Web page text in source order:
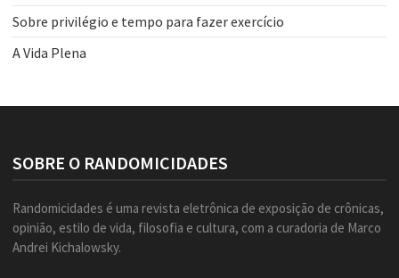
Sobre privilégio e tempo para fazer exercício
A Vida Plena
SOBRE O RANDOMICIDADES
Randomicidades é uma revista eletrônica de exposição de crônicas,
opinião, estilo de vida, filosofia e cultura, com a curadoria de Marco
Andrei Kichalowsky.